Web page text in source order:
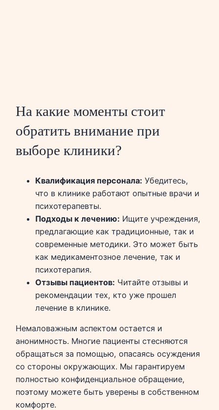
На какие моменты стоит
обратить внимание при
выборе клиники?
Квалификация персонала: Убедитесь,
что в клинике работают опытные врачи и
психотерапевты.
Подходы к лечению: Ищите учреждения,
предлагающие как традиционные, так и
современные методики. Это может быть
как медикаментозное лечение, так и
психотерапия.
Отзывы пациентов: Читайте отзывы и
рекомендации тех, кто уже прошел
лечение в клинике.
Немаловажным аспектом остается и
анонимность. Многие пациенты стесняются
обращаться за помощью, опасаясь осуждения
со стороны окружающих. Мы гарантируем
полностью конфиденциальное обращение,
поэтому можете быть уверены в собственном
комфорте.